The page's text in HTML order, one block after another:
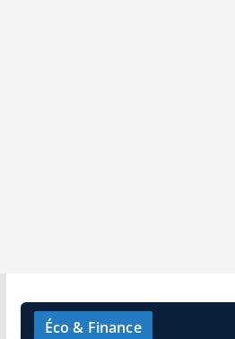
Éco & Finance